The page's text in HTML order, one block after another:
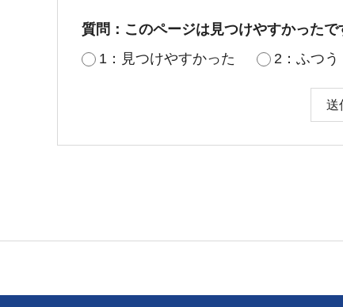
質問：このページは見つけやすかったで
1：見つけやすかった
2：ふつう